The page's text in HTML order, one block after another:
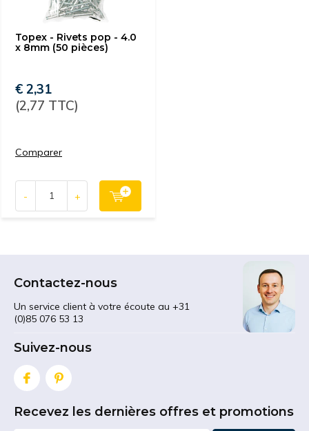
Topex - Rivets pop - 4.0
x 8mm (50 pièces)
€ 2,31
(2,77 TTC)
Comparer
- +
Contactez-nous
Un service client à votre écoute au +31
(0)85 076 53 13
Suivez-nous
Recevez les dernières offres et promotions